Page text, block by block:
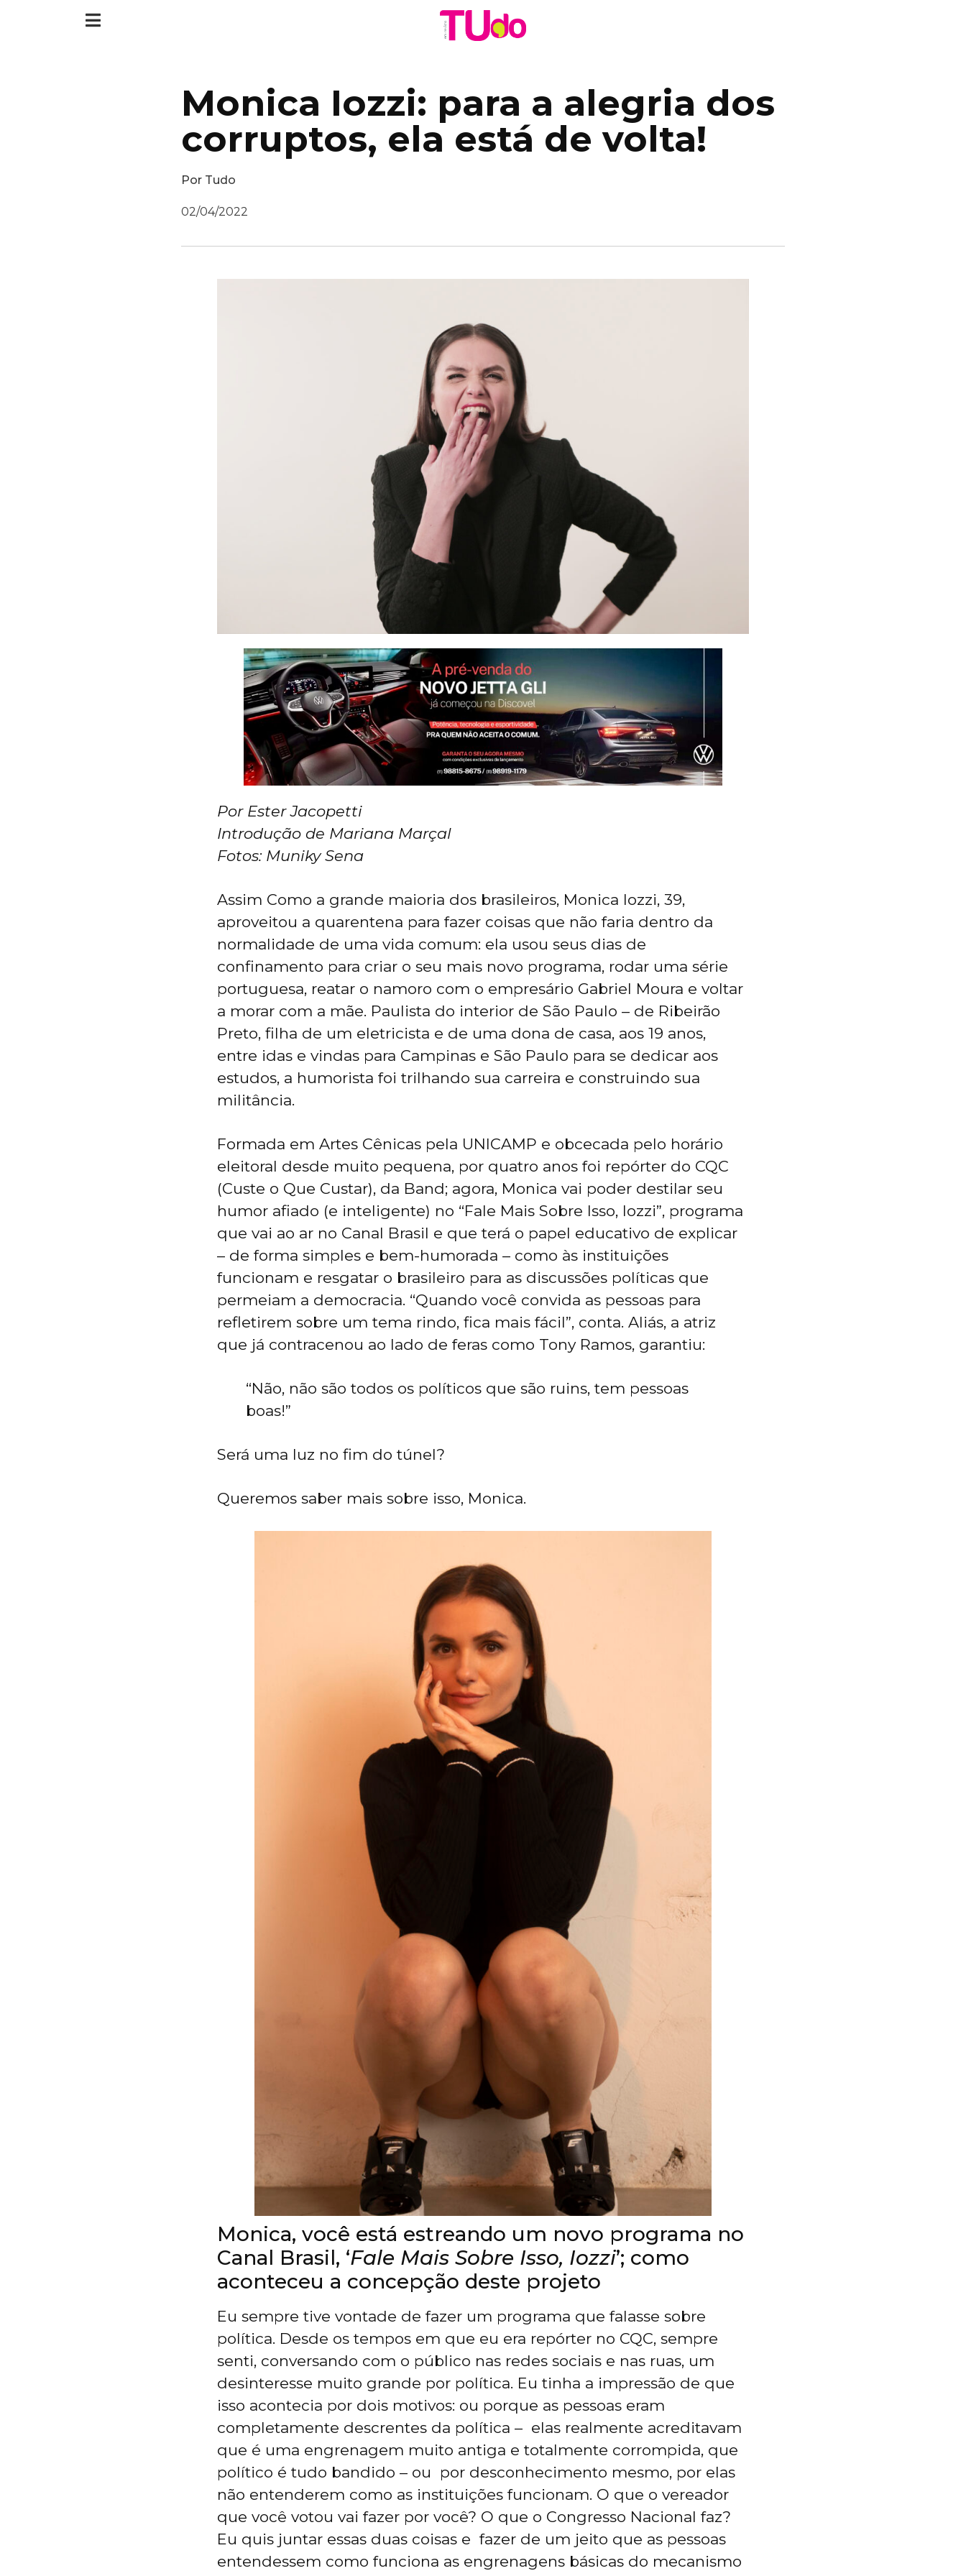
Monica Iozzi: para a alegria dos
corruptos, ela está de volta!
Por Tudo
02/04/2022
Por Ester Jacopetti
Introdução de Mariana Marçal
Fotos: Muniky Sena
Assim Como a grande maioria dos brasileiros, Monica Iozzi, 39,
aproveitou a quarentena para fazer coisas que não faria dentro da
normalidade de uma vida comum: ela usou seus dias de
confinamento para criar o seu mais novo programa, rodar uma série
portuguesa, reatar o namoro com o empresário Gabriel Moura e voltar
a morar com a mãe. Paulista do interior de São Paulo – de Ribeirão
Preto, filha de um eletricista e de uma dona de casa, aos 19 anos,
entre idas e vindas para Campinas e São Paulo para se dedicar aos
estudos, a humorista foi trilhando sua carreira e construindo sua
militância.
Formada em Artes Cênicas pela UNICAMP e obcecada pelo horário
eleitoral desde muito pequena, por quatro anos foi repórter do CQC
(Custe o Que Custar), da Band; agora, Monica vai poder destilar seu
humor afiado (e inteligente) no “Fale Mais Sobre Isso, Iozzi”, programa
que vai ao ar no Canal Brasil e que terá o papel educativo de explicar
– de forma simples e bem-humorada – como às instituições
funcionam e resgatar o brasileiro para as discussões políticas que
permeiam a democracia. “Quando você convida as pessoas para
refletirem sobre um tema rindo, fica mais fácil”, conta. Aliás, a atriz
que já contracenou ao lado de feras como Tony Ramos, garantiu:
“Não, não são todos os políticos que são ruins, tem pessoas
boas!”
Será uma luz no fim do túnel?
Queremos saber mais sobre isso, Monica.
Monica, você está estreando um novo programa no
Canal Brasil, ‘Fale Mais Sobre Isso, Iozzi’; como
aconteceu a concepção deste projeto
Eu sempre tive vontade de fazer um programa que falasse sobre
política. Desde os tempos em que eu era repórter no CQC, sempre
senti, conversando com o público nas redes sociais e nas ruas, um
desinteresse muito grande por política. Eu tinha a impressão de que
isso acontecia por dois motivos: ou porque as pessoas eram
completamente descrentes da política – elas realmente acreditavam
que é uma engrenagem muito antiga e totalmente corrompida, que
político é tudo bandido – ou por desconhecimento mesmo, por elas
não entenderem como as instituições funcionam. O que o vereador
que você votou vai fazer por você? O que o Congresso Nacional faz?
Eu quis juntar essas duas coisas e fazer de um jeito que as pessoas
entendessem como funciona as engrenagens básicas do mecanismo